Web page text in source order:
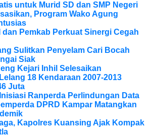
untuk Murid SD dan SMP Negeri
Program Wako Agung
dan Pemkab Perkuat Sinergi Cegah
Sulitkan Penyelam Cari Bocah
Siak
Kejari Inhil Selesaikan
18 Kendaraan 2007-2013
Juta
Ranperda Perlindungan Data
DPRD Kampar Matangkan
Kapolres Kuansing Ajak Kompak